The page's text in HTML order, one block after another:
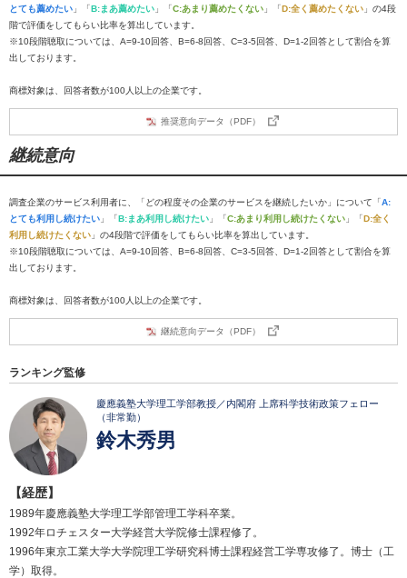
とても薦めたい 」「B:まあ薦めたい 」「C:あまり薦めたくない 」「D:全く薦めたくない 」の4段
階で評価をしてもらい比率を算出しています。
※10段階聴取については、A=9-10回答、B=6-8回答、C=3-5回答、D=1-2回答として割合を算
出しております。
商標対象は、回答者数が100人以上の企業です。
推奨意向データ（PDF）
継続意向
調査企業のサービス利用者に、「どの程度その企業のサービスを継続したいか」について「A:
とても利用し続けたい 」「B:まあ利用し続けたい 」「C:あまり利用し続けたくない 」「D:全く
利用し続けたくない 」の4段階で評価をしてもらい比率を算出しています。
※10段階聴取については、A=9-10回答、B=6-8回答、C=3-5回答、D=1-2回答として割合を算
出しております。
商標対象は、回答者数が100人以上の企業です。
継続意向データ（PDF）
ランキング監修
慶應義塾大学理工学部教授／内閣府 上席科学技術政策フェロー
（非常勤）
鈴木秀男
【経歴】
1989年慶應義塾大学理工学部管理工学科卒業。
1992年ロチェスター大学経営大学院修士課程修了。
1996年東京工業大学大学院理工学研究科博士課程経営工学専攻修了。博士（工
学）取得。